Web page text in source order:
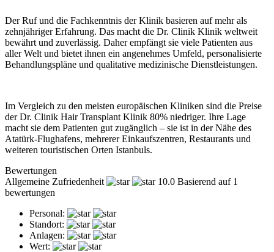
Der Ruf und die Fachkenntnis der Klinik basieren auf mehr als
zehnjähriger Erfahrung. Das macht die Dr. Clinik Klinik weltweit
bewährt und zuverlässig. Daher empfängt sie viele Patienten aus
aller Welt und bietet ihnen ein angenehmes Umfeld, personalisierte
Behandlungspläne und qualitative medizinische Dienstleistungen.
Im Vergleich zu den meisten europäischen Kliniken sind die Preise
der Dr. Clinik Hair Transplant Klinik 80% niedriger. Ihre Lage
macht sie dem Patienten gut zugänglich – sie ist in der Nähe des
Atatürk-Flughafens, mehrerer Einkaufszentren, Restaurants und
weiteren touristischen Orten Istanbuls.
Bewertungen
Allgemeine Zufriedenheit
10.0 Basierend auf 1
bewertungen
Personal:
Standort:
Anlagen:
Wert: